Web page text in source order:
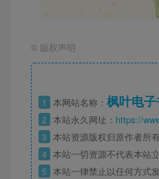
© 版权声明
1 本网站名称： 枫叶电
2 本站永久网址： https://
3 本站资源版权归原作者所
4 本站一切资源不代表本站
5 本站一律禁止以任何方式